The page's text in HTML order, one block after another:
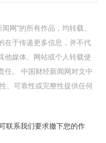
网"的所有作品，均转载、
在于传递更多信息，并不代
他媒体、网站或个人转载使
任。 中国财经新闻网对文中
、可靠性或完整性提供任何
联系我们要求撤下您的作